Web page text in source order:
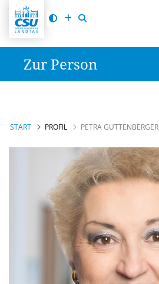
Zur Person
START PROFIL PETRA GUTTENBERGER